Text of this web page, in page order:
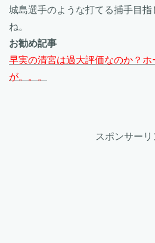
城島選手のような打てる捕手目
ね。
お勧め記事
早実の清宮は過大評価なのか？ホ
が。。。
スポンサーリ